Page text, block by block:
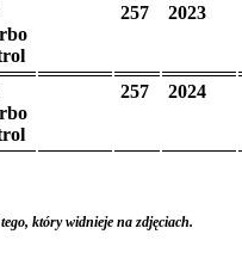
257 2023
257 2024
który widnieje na zdjęciach.